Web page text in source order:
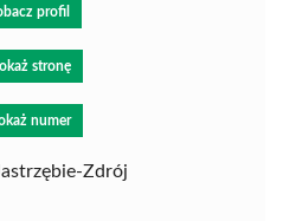
profil
stronę
numer
Zdrój